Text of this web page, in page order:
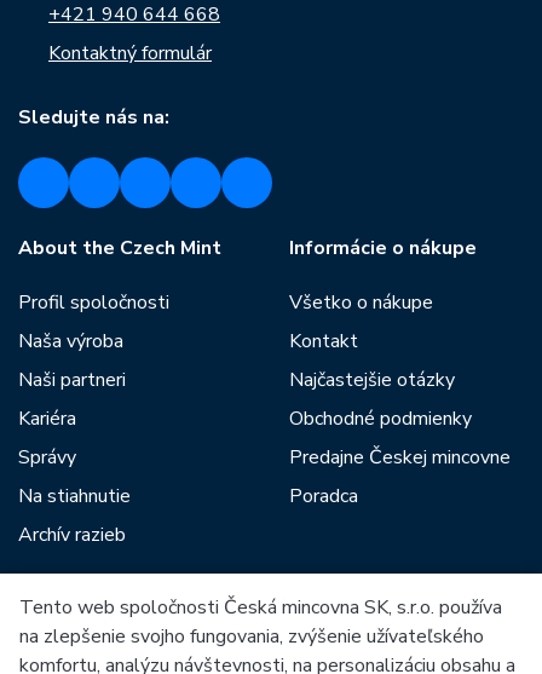
+421 940 644 668
Kontaktný formulár
Sledujte nás na:
About the Czech Mint
Profil spoločnosti
Naša výroba
Naši partneri
Kariéra
Správy
Na stiahnutie
Archív razieb
Informácie o nákupe
Všetko o nákupe
Kontakt
Najčastejšie otázky
Obchodné podmienky
Predajne Českej mincovne
Poradca
Medzi našich partnerov patria:
Tento web spoločnosti Česká mincovna SK, s.r.o. používa
na zlepšenie svojho fungovania, zvýšenie užívateľského
komfortu, analýzu návštevnosti, na personalizáciu obsahu a